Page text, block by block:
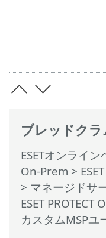
ブレッドクラ
ESETオンライン
On-Prem >
> マネージドサ
ESET PROTECT
カスタムMSPユ